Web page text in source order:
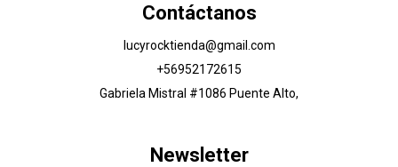
Contáctanos
lucyrocktienda@gmail.com
+56952172615
Gabriela Mistral #1086 Puente Alto,
Newsletter